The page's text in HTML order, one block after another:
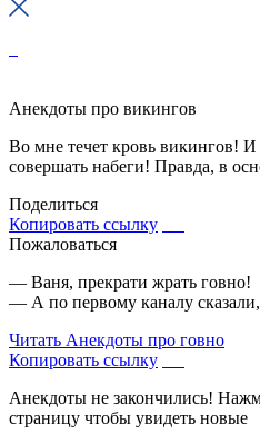
Анекдоты про викингов
Во мне течет кровь викингов! И
совершать набеги! Правда, в
Поделиться
Копировать ссылку
Пожаловаться
— Ваня, прекрати жрать говно!
— А по первому каналу сказали,
Читать Анекдоты про говно
Копировать ссылку
Анекдоты не закончились!
страницу чтобы увидеть новые